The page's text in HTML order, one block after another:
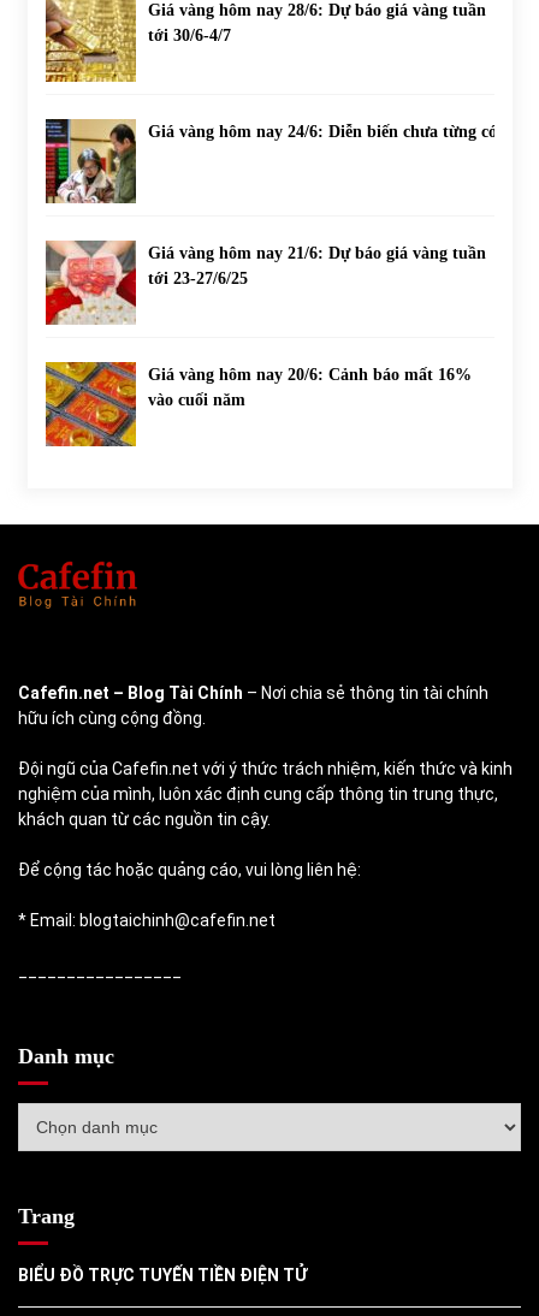
Giá vàng hôm nay 28/6: Dự báo giá vàng tuần
tới 30/6-4/7
Giá vàng hôm nay 24/6: Diễn biến chưa từng có
Giá vàng hôm nay 21/6: Dự báo giá vàng tuần
tới 23-27/6/25
Giá vàng hôm nay 20/6: Cảnh báo mất 16%
vào cuối năm
Cafefin.net – Blog Tài Chính – Nơi chia sẻ thông tin tài chính
hữu ích cùng cộng đồng.
Đội ngũ của Cafefin.net với ý thức trách nhiệm, kiến thức và kinh
nghiệm của mình, luôn xác định cung cấp thông tin trung thực,
khách quan từ các nguồn tin cậy.
Để cộng tác hoặc quảng cáo, vui lòng liên hệ:
* Email: blogtaichinh@cafefin.net
Danh mục
mục
Trang
BIỂU ĐỒ TRỰC TUYẾN TIỀN ĐIỆN TỬ